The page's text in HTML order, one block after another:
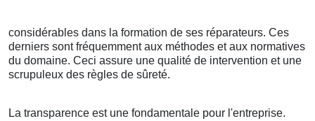
considérables dans la formation de ses réparateurs. Ces
derniers sont fréquemment aux méthodes et aux normatives
du domaine. Ceci assure une qualité de intervention et une
scrupuleux des règles de sûreté.
La transparence est une fondamentale pour l'entreprise.